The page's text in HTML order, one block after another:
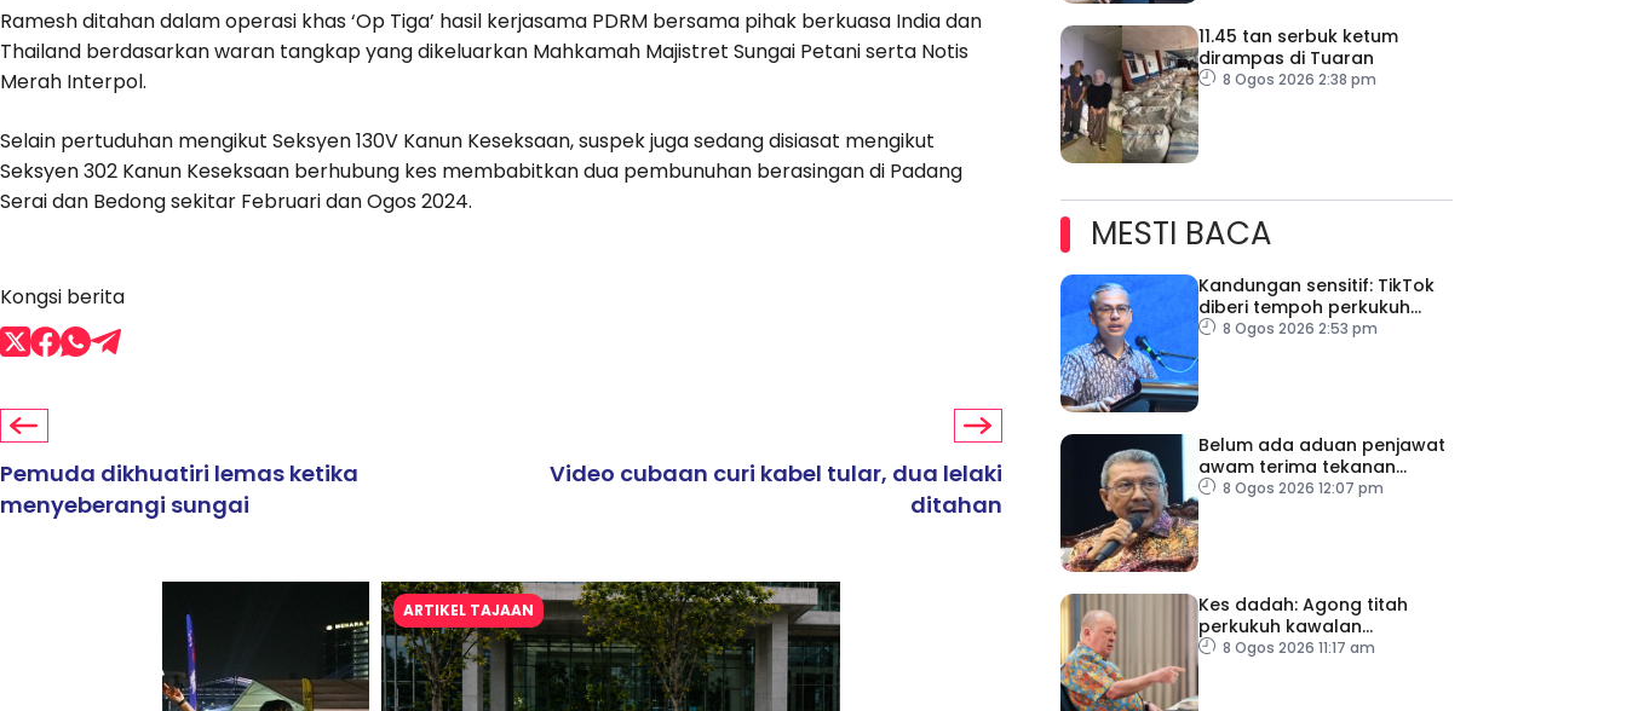
Ramesh ditahan dalam operasi khas ‘Op Tiga’ hasil kerjasama PDRM bersama pihak berkuasa India dan
Thailand berdasarkan waran tangkap yang dikeluarkan Mahkamah Majistret Sungai Petani serta Notis
Merah Interpol.
Selain pertuduhan mengikut Seksyen 130V Kanun Keseksaan, suspek juga sedang disiasat mengikut
Seksyen 302 Kanun Keseksaan berhubung kes membabitkan dua pembunuhan berasingan di Padang
Serai dan Bedong sekitar Februari dan Ogos 2024.
Kongsi berita
Pemuda dikhuatiri lemas ketika
menyeberangi sungai
Video cubaan curi kabel tular, dua lelaki
ditahan
ARTIKEL TAJAAN
11.45 tan serbuk ketum
dirampas di Tuaran
8 Ogos 2026 2:38 pm
MESTI BACA
Kandungan sensitif: TikTok
diberi tempoh perkukuh
sistem moderasi
8 Ogos 2026 2:53 pm
Belum ada aduan penjawat
awam terima tekanan
daripada ahli politik
8 Ogos 2026 12:07 pm
Kes dadah: Agong titah
perkukuh kawalan
lapangan terbang, pintu
8 Ogos 2026 11:17 am